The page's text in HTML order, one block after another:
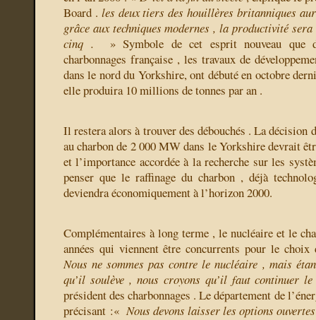
Board . les deux tiers des houillères britanniques
grâce aux techniques modernes , la productivité
cinq .
» Symbole de cet esprit nouveau que
charbonnages française , les travaux de
dans le nord du Yorkshire, ont débuté en octobre
elle produira 10 millions de tonnes par an .
Il restera alors à trouver des débouchés . La décision
au charbon de 2 000 MW dans le Yorkshire devrait
et l’importance accordée à la recherche sur les
penser que le raffinage du charbon , déjà
deviendra économiquement à l’horizon 2000.
Complémentaires à long terme , le nucléaire et le
années qui viennent être concurrents pour le
Nous ne sommes pas contre le nucléaire , mais
qu’il soulève , nous croyons qu’il faut continuer
président des charbonnages . Le département de
précisant :« Nous devons laisser les options